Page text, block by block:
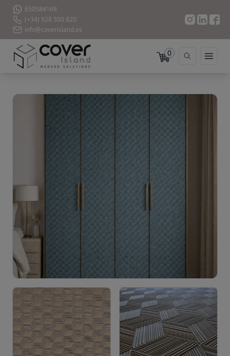
650584168
(+34) 928 500 820
info@coverisland.es
0